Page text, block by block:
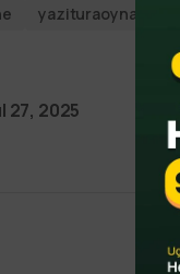
yazituraoyna
27, 2025